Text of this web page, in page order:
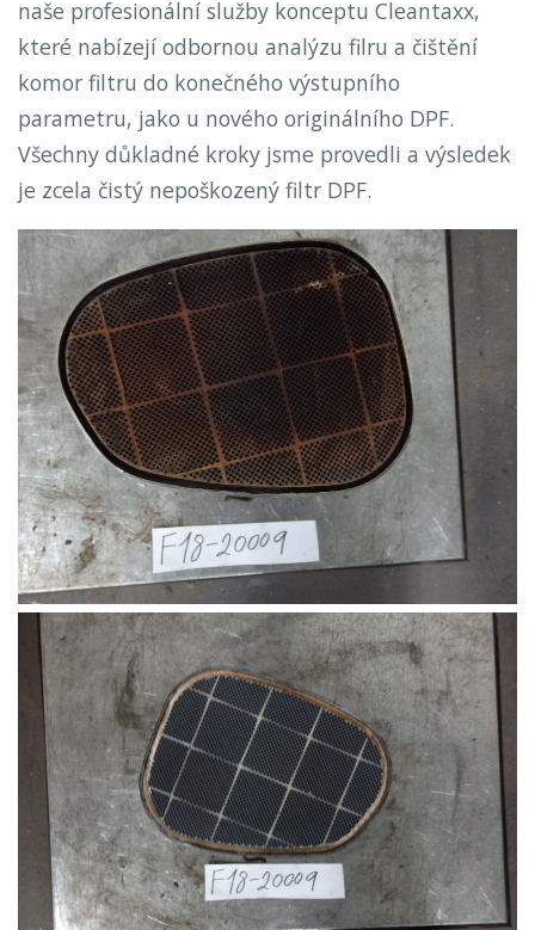
naše profesionální služby konceptu Cleantaxx,
které nabízejí odbornou analýzu filru a čištění
komor filtru do konečného výstupního
parametru, jako u nového originálního DPF.
Všechny důkladné kroky jsme provedli a výsledek
je zcela čistý nepoškozený filtr DPF.